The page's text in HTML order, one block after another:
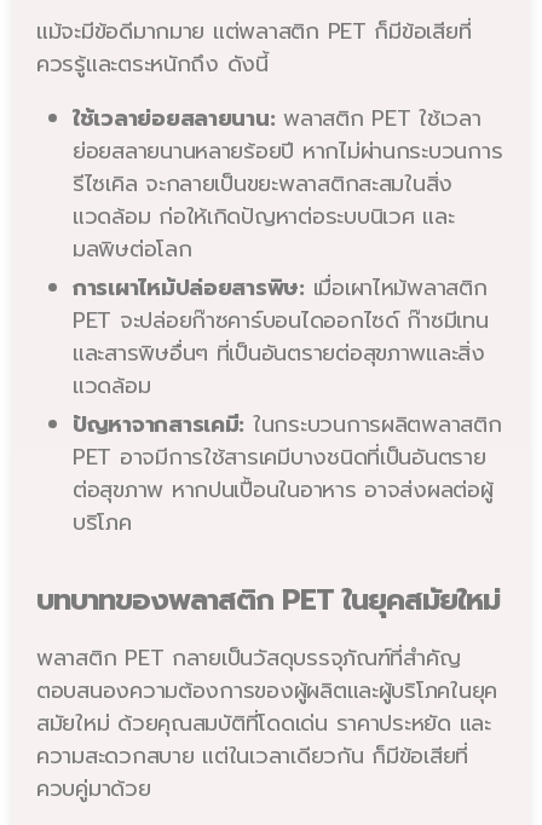
แม้จะมีข้อดีมากมาย แต่พลาสติก PET ก็มีข้อเสียที่
ควรรู้และตระหนักถึง ดังนี้
ใช้เวลาย่อยสลายนาน: พลาสติก PET ใช้เวลา
ย่อยสลายนานหลายร้อยปี หากไม่ผ่านกระบวนการ
รีไซเคิล จะกลายเป็นขยะพลาสติกสะสมในสิ่ง
แวดล้อม ก่อให้เกิดปัญหาต่อระบบนิเวศ และ
มลพิษต่อโลก
การเผาไหม้ปล่อยสารพิษ: เมื่อเผาไหม้พลาสติก
PET จะปล่อยก๊าซคาร์บอนไดออกไซด์ ก๊าซมีเทน
และสารพิษอื่นๆ ที่เป็นอันตรายต่อสุขภาพและสิ่ง
แวดล้อม
ปัญหาจากสารเคมี: ในกระบวนการผลิตพลาสติก
PET อาจมีการใช้สารเคมีบางชนิดที่เป็นอันตราย
ต่อสุขภาพ หากปนเปื้อนในอาหาร อาจส่งผลต่อผู้
บริโภค
บทบาทของพลาสติก PET ในยุคสมัยใหม่
พลาสติก PET กลายเป็นวัสดุบรรจุภัณฑ์ที่สำคัญ
ตอบสนองความต้องการของผู้ผลิตและผู้บริโภคในยุค
สมัยใหม่ ด้วยคุณสมบัติที่โดดเด่น ราคาประหยัด และ
ความสะดวกสบาย แต่ในเวลาเดียวกัน ก็มีข้อเสียที่
ควบคู่มาด้วย